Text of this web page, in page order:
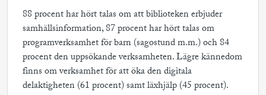
88 procent har hört talas om att biblioteken erbjuder
samhällsinformation, 87 procent har hört talas om
programverksamhet för barn (sagostund m.m.) och 84
procent den uppsökande verksamheten. Lägre kännedom
finns om verksamhet för att öka den digitala
delaktigheten (61 procent) samt läxhjälp (45 procent).